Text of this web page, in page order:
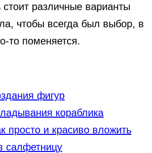
стоит различные варианты
чтобы всегда был выбор, в
то поменяется.
фигур
кораблика
просто и красиво вложить
салфетницу